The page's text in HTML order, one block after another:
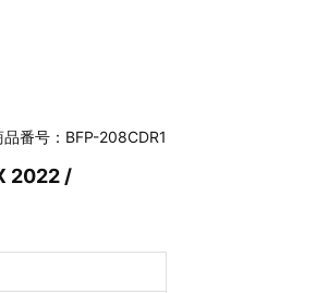
品番号：BFP-208CDR1
2022 /